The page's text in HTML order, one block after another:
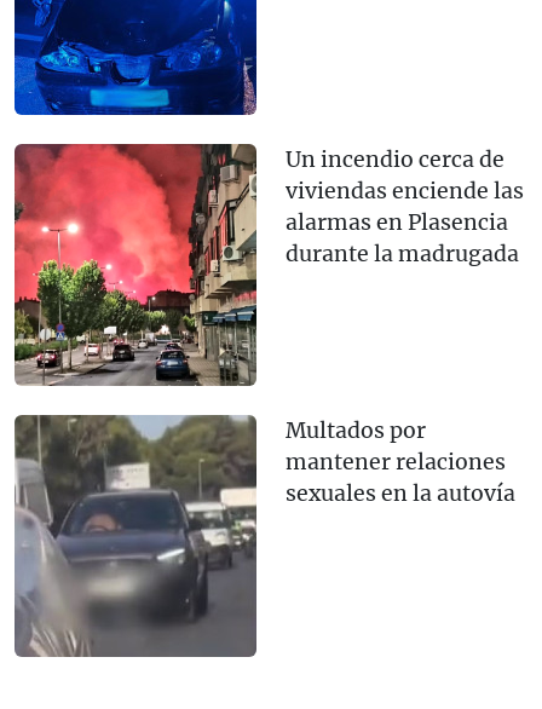
Un incendio cerca de
viviendas enciende las
alarmas en Plasencia
durante la madrugada
Multados por
mantener relaciones
sexuales en la autovía